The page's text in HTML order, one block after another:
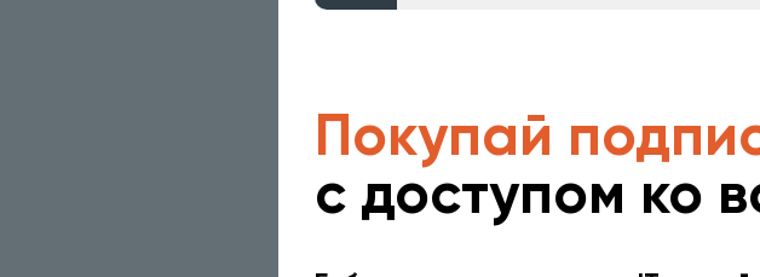
Покупай
с доступом ко